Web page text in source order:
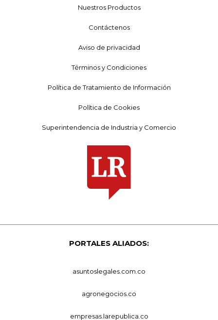
Nuestros Productos
Contáctenos
Aviso de privacidad
Términos y Condiciones
Política de Tratamiento de Información
Política de Cookies
Superintendencia de Industria y Comercio
PORTALES ALIADOS:
asuntoslegales.com.co
agronegocios.co
empresas.larepublica.co